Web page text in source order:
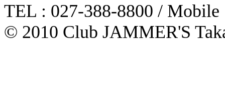
TEL : 027-388-8800 / Mobile
© 2010 Club JAMMER'S